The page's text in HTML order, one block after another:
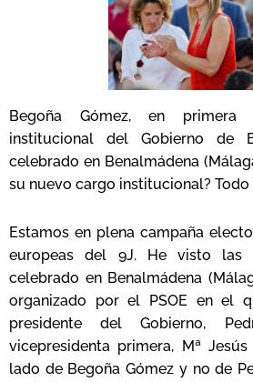
Begoña Gómez, en
institucional del Gobierno de
celebrado en Benalmádena
su nuevo cargo institucional? Todo
Estamos en plena campaña
europeas del 9J. He visto las
celebrado en Benalmádena
organizado por el PSOE en el
presidente del Gobierno,
vicepresidenta primera, Mª
lado de Begoña Gómez y no de